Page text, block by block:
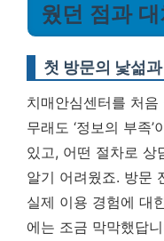
웠던 점과 대
첫 방문의 낯섦
치매안심센터를 처
무래도 ‘정보의 부족
있고, 어떤 절차로 상
알기 어려웠죠. 방문
실제 이용 경험에 대
에는 조금 막막했답